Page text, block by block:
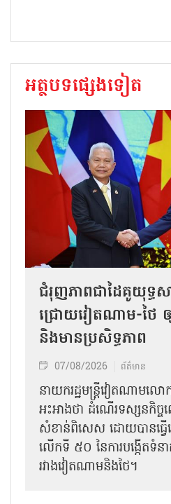
អត្ថបទផ្សេងទៀត
ជំរុញភាពជាដៃគូយុទ្ធស
ជ្រោយវៀតណាម-ថៃ ឲ្
និងមានប្រសិទ្ធភាព
07/08/2026 ព័ត៌មាន
នាយករដ្ឋមន្ត្រីវៀតណាម
អះអាងថា ដំណើរទស្សនកិច្ច
សំខាន់ពិសេស ដោយបានធ្វ
លើកទី ៥០ នៃការបង្កើតទំន
រវាងវៀតណាមនិងថៃ។